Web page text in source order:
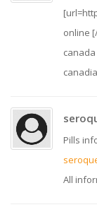
online
Pills
All